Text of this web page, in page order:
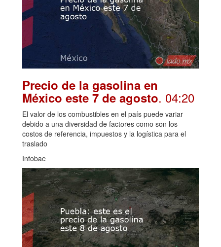
Precio de la gasolina en
México este 7 de agosto. 04:20
El valor de los combustibles en el país puede variar
debido a una diversidad de factores como son los
costos de referencia, impuestos y la logística para el
traslado
Infobae